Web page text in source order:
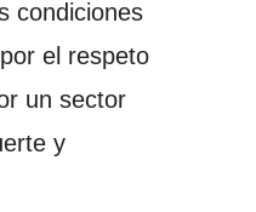
condiciones
el respeto
un sector
y